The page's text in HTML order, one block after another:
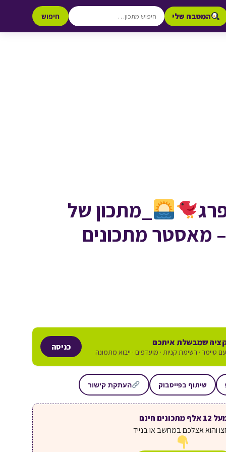
המטבח שלי חיפוש
_מתכון של
– מאסטר מתכונים
שמבשלת איתכם
טיימר · רשימת קניות · מועדפים · ייבוא מתמונה
כניסה
שיתוף בפייסבוק העתקת קישור
אלף מתכונים חינם
והוא אצלכם במחשב או בנייד